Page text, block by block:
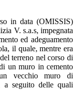
in data (OMISSIS)
V. s.a.s, impegnata
ed adeguamento
il quale, mentre era
terreno nel corso di
un muro in cemento
vecchio muro di
a seguito delle quali